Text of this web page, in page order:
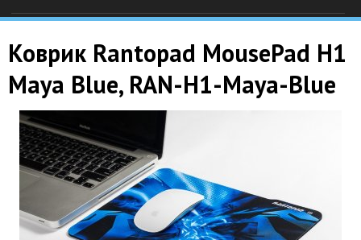
Коврик Rantopad MousePad H1
Maya Blue, RAN-H1-Maya-Blue